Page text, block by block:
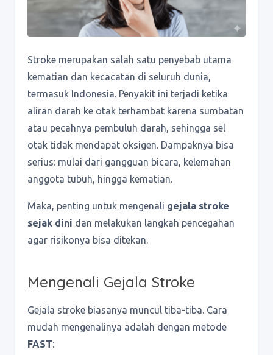
Stroke merupakan salah satu penyebab utama
kematian dan kecacatan di seluruh dunia,
termasuk Indonesia. Penyakit ini terjadi ketika
aliran darah ke otak terhambat karena sumbatan
atau pecahnya pembuluh darah, sehingga sel
otak tidak mendapat oksigen. Dampaknya bisa
serius: mulai dari gangguan bicara, kelemahan
anggota tubuh, hingga kematian.
Maka, penting untuk mengenali gejala stroke
sejak dini dan melakukan langkah pencegahan
agar risikonya bisa ditekan.
Mengenali Gejala Stroke
Gejala stroke biasanya muncul tiba-tiba. Cara
mudah mengenalinya adalah dengan metode
FAST: